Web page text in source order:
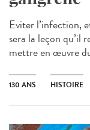
Eviter l’infection,
sera la leçon qu’il
mettre en œuvre
130 ANS HISTOIRE